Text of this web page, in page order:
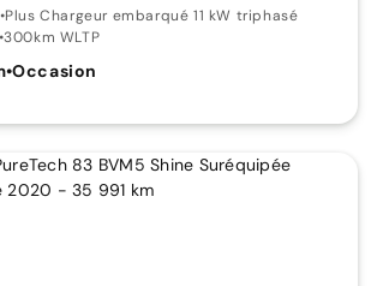
•Plus Chargeur embarqué 11 kW triphasé
•300km WLTP
•Occasion